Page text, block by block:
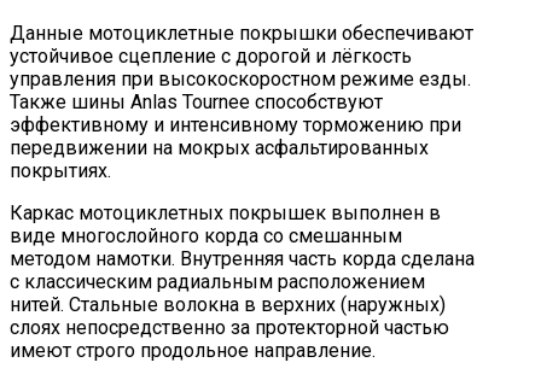
Данные мотоциклетные покрышки обеспечивают
устойчивое сцепление с дорогой и лёгкость
управления при высокоскоростном режиме езды.
Также шины Anlas Tournee способствуют
эффективному и интенсивному торможению при
передвижении на мокрых асфальтированных
покрытиях.
Каркас мотоциклетных покрышек выполнен в
виде многослойного корда со смешанным
методом намотки. Внутренняя часть корда сделана
с классическим радиальным расположением
нитей. Стальные волокна в верхних (наружных)
слоях непосредственно за протекторной частью
имеют строго продольное направление.